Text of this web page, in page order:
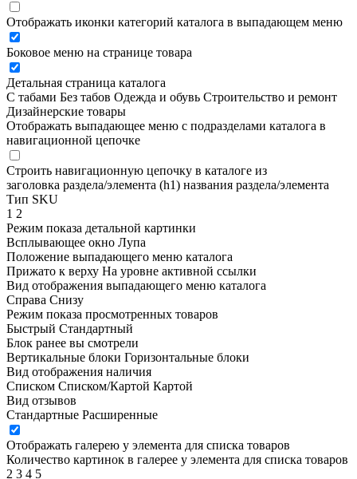
Отображать иконки категорий каталога в выпадающем меню
Боковое меню на странице товара
Детальная страница каталога
С табами Без табов Одежда и обувь Строительство и ремонт
Дизайнерские товары
Отображать выпадающее меню с подразделами каталога в
навигационной цепочке
Строить навигационную цепочку в каталоге из
заголовка раздела/элемента (h1) названия раздела/элемента
Тип SKU
1 2
Режим показа детальной картинки
Всплывающее окно Лупа
Положение выпадающего меню каталога
Прижато к верху На уровне активной ссылки
Вид отображения выпадающего меню каталога
Справа Снизу
Режим показа просмотренных товаров
Быстрый Стандартный
Блок ранее вы смотрели
Вертикальные блоки Горизонтальные блоки
Вид отображения наличия
Списком Списком/Картой Картой
Вид отзывов
Стандартные Расширенные
Отображать галерею у элемента для списка товаров
Количество картинок в галерее у элемента для списка товаров
2 3 4 5